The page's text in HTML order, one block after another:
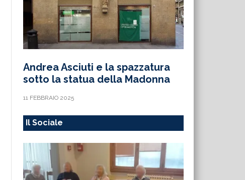
Andrea Asciuti e la spazzatura
sotto la statua della Madonna
11 FEBBRAIO 2025
Il Sociale